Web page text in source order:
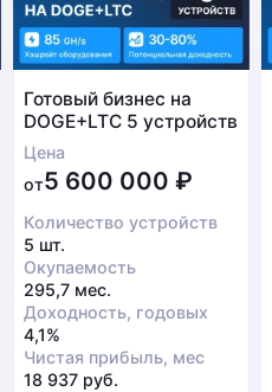
Готовый бизнес на
DOGE+LTC 5 устройств
Цена
от5 600 000₽
Количество устройств
5 шт.
Окупаемость
295,7 мес.
Доходность, годовых
4,1%
Чистая прибыль, мес
18 937 руб.